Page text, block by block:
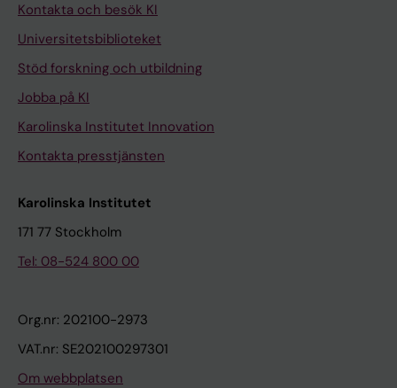
Kontakta och besök KI
Universitetsbiblioteket
Stöd forskning och utbildning
Jobba på KI
Karolinska Institutet Innovation
Kontakta presstjänsten
Karolinska Institutet
171 77 Stockholm
Tel: 08-524 800 00
Org.nr: 202100-2973
VAT.nr: SE202100297301
Om webbplatsen